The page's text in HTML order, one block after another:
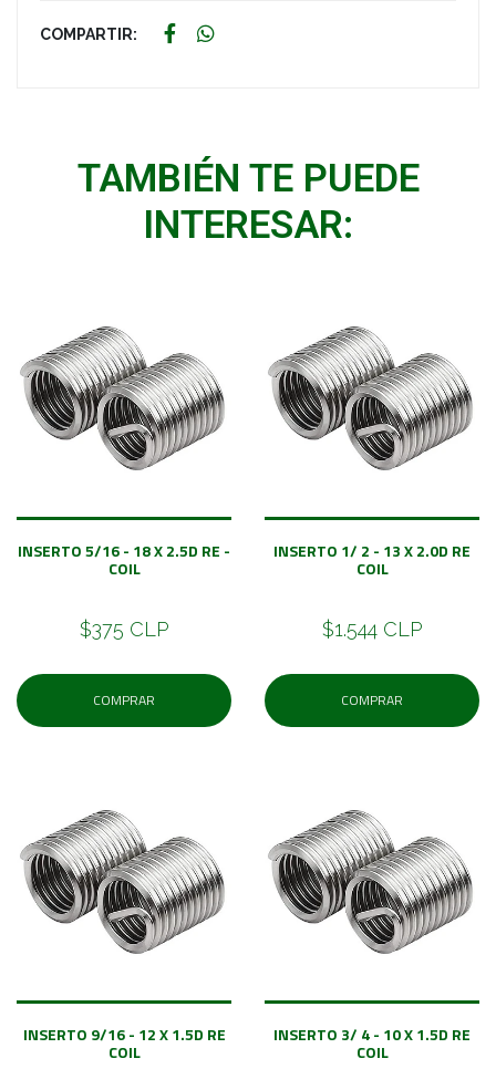
COMPARTIR:
TAMBIÉN TE PUEDE
INTERESAR:
INSERTO 5/16 - 18 X 2.5D RE -
COIL
$375 CLP
COMPRAR
INSERTO 1/ 2 - 13 X 2.0D RE
COIL
$1.544 CLP
COMPRAR
INSERTO 9/16 - 12 X 1.5D RE
COIL
INSERTO 3/ 4 - 10 X 1.5D RE
COIL